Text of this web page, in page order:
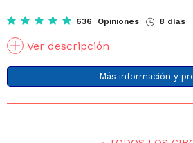
636 Opiniones 8 días
Ver descripción
Más información y